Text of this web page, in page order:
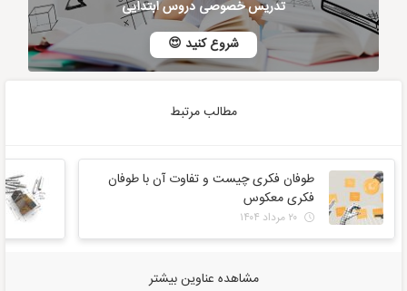
تدریس خصوصی دروس ابتدایی
شروع کنید 😍
مطالب مرتبط
طوفان فکری چیست و تفاوت آن با طوفان
فکری معکوس
مشاهده عناوین بیشتر